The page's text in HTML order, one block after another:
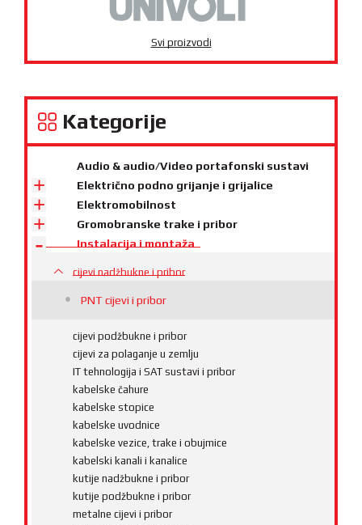
Svi proizvodi
Kategorije
Audio & audio/Video portafonski sustavi
Električno podno grijanje i grijalice
Elektromobilnost
Gromobranske trake i pribor
Instalacija i montaža
cijevi nadžbukne i pribor
PNT cijevi i pribor
cijevi podžbukne i pribor
cijevi za polaganje u zemlju
IT tehnologija i SAT sustavi i pribor
kabelske čahure
kabelske stopice
kabelske uvodnice
kabelske vezice, trake i obujmice
kabelski kanali i kanalice
kutije nadžbukne i pribor
kutije podžbukne i pribor
metalne cijevi i pribor